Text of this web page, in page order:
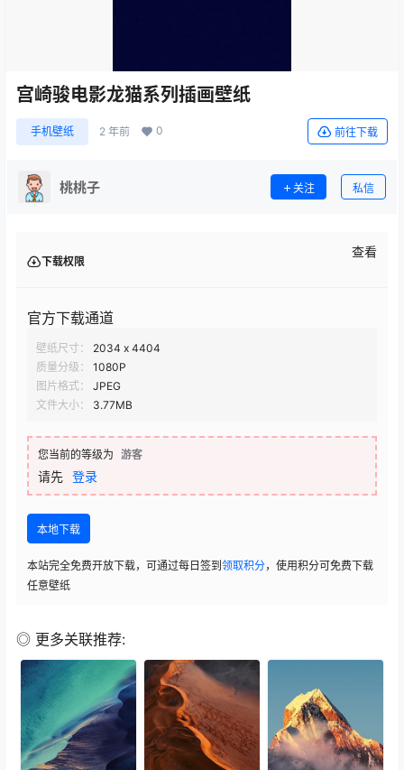
宫崎骏电影龙猫系列插画壁纸
手机壁纸 2 年前 0 前往下载
桃桃子 关注 私信
下载权限
查看
官方下载通道
壁纸尺寸：
2034 x 4404
质量分级：
1080P
图片格式：
JPEG
文件大小：
3.77MB
您当前的等级为 游客
请先 登录
本地下载
本站完全免费开放下载，可通过每日签到 领取积分，使用积分可免费下载
任意壁纸
◎ 更多关联推荐: